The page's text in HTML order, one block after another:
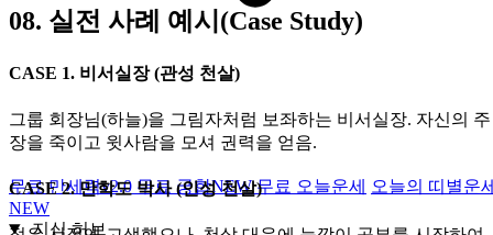
무료 만세력v2.0 무료 궁합NEW 무료 오늘운세
오늘의 띠별운
NEW
지식 허브
08. 실전 사례 예시(Case Study)
CASE 1. 비서실장 (관성 천살)
그룹 회장님(하늘)을 그림자처럼 보좌하는 비서실장. 자신의 주
장을 죽이고 윗사람을 모셔 권력을 얻음.
CASE 2. 만학도 박사 (인성 천살)